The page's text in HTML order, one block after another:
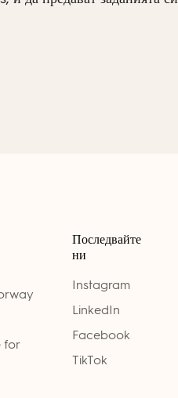
for
Последвайте
ни
Instagram
LinkedIn
Facebook
TikTok